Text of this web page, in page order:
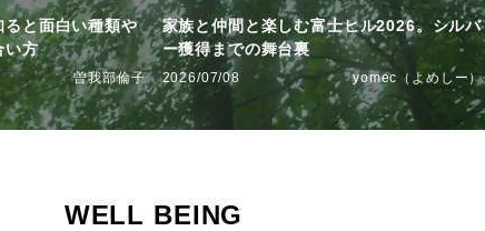
ると面白い種類や
い方
曽我部倫子
家族と仲間と楽しむ富士ヒル2026。シルバ
ー獲得までの舞台裏
2026/07/08 yomec（よめしー）
WELL BEING